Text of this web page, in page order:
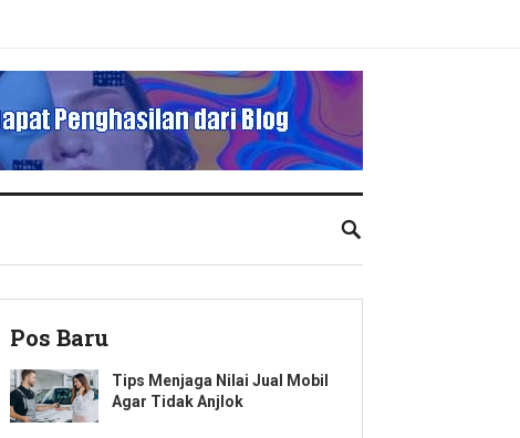
Pos Baru
Tips Menjaga Nilai Jual Mobil
Agar Tidak Anjlok